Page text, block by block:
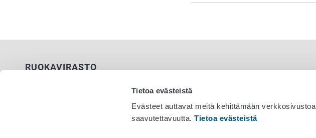
Tietoa evästeistä
Evästeet auttavat meitä kehittämään
saavutettavuutta.Tietoa evästeistä
RUOKAVIRASTO